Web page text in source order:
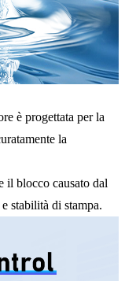
è progettata per la
la
il blocco causato dal
stabilità di stampa.